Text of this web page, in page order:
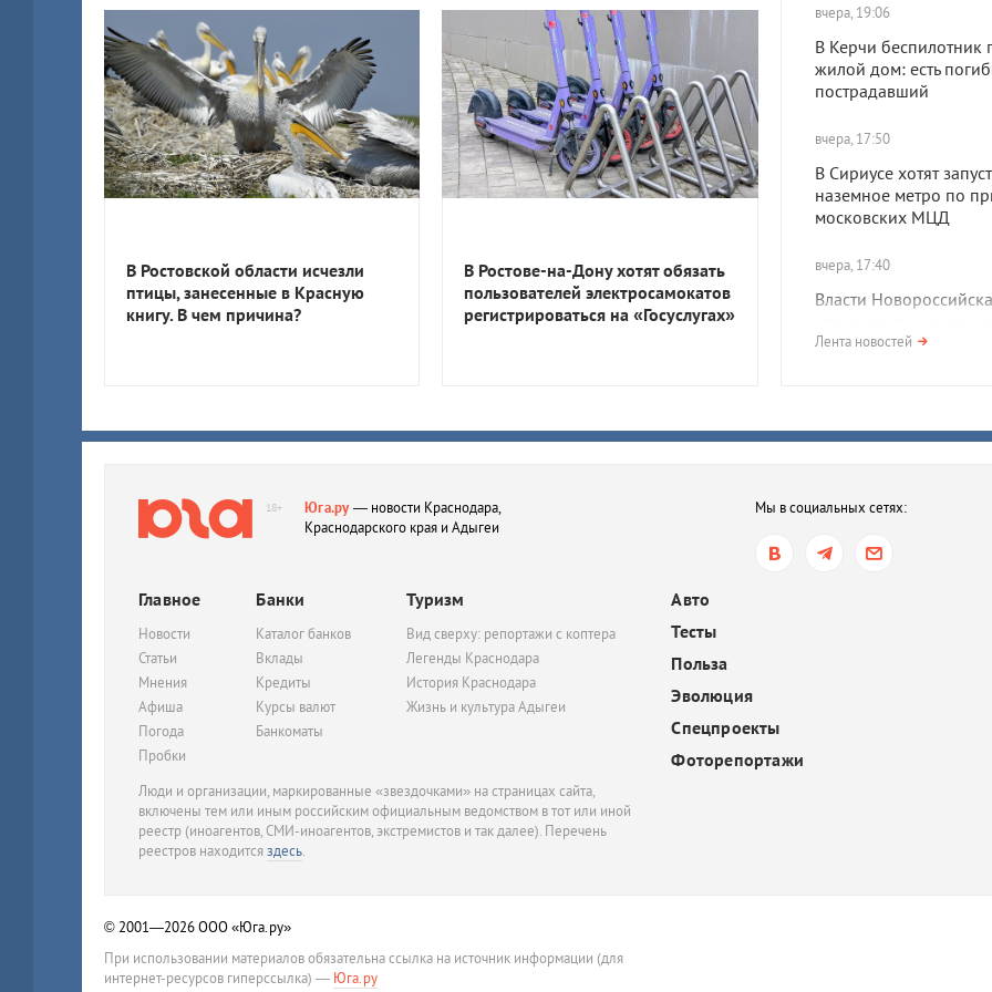
вчера, 19:06
В Керчи беспилотник
жилой дом: есть
пострадавший
вчера, 17:50
В Сириусе хотят
наземное метро по
московских МЦД
вчера, 17:40
Власти Новороссийска
определили укрытие
километрах от пляжа.
Побережье Анапы
Лента новостей
В Ростовской области исчезли
птицы, занесенные в Красную
книгу. В чем причина?
В Ростове-на-Дону хотят обязать
пользователей электросамокатов
регистрироваться на «Госуслугах»
18+ Юга.ру— новости Краснодара,
Краснодарского края и Адыгеи
Мы в социальных сетях:
Главное
Новости
Статьи
Мнения
Афиша
Погода
Пробки
Банки
Каталог банков
Вклады
Кредиты
Курсы валют
Банкоматы
Туризм
Вид сверху: репортажи с коптера
Легенды Краснодара
История Краснодара
Жизнь и культура Адыгеи
Авто
Тесты
Польза
Эволюция
Спецпроекты
Фоторепортажи
Люди и организации, маркированные «звездочками» на страницах сайта,
включены тем или иным российским официальным ведомством в тот или иной
реестр (иноагентов, СМИ-иноагентов, экстремистов и так далее). Перечень
реестров находитсяздесь.
© 2001—2026ООО «Юга.ру»
При использовании материалов обязательна ссылка на источник информации (для
интернет-ресурсов гиперссылка) — Юга.ру